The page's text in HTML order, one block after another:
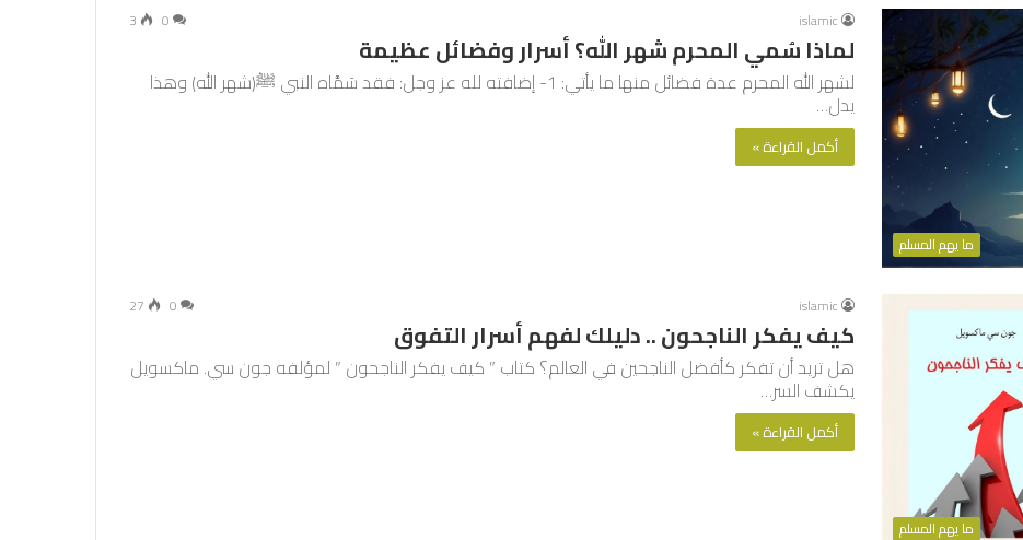
ما يهم المسلم
islamic
0
3
لماذا سُمي المحرم شهر الله؟ أسرار وفضائل عظيمة
لشهر الله المحرم عدة فضائل منها ما يأتي: 1- إضافته لله عز وجل: فقد سَمَّاه النبي ﷺ(شهر الله) وهذا
يدل…
أكمل القراءة »
ما يهم المسلم
islamic
0
27
كيف يفكر الناجحون .. دليلك لفهم أسرار التفوق
هل تريد أن تفكر كأفضل الناجحين في العالم؟ كتاب ” كيف يفكر الناجحون ” لمؤلفه جون سي. ماكسويل
يكشف السر…
أكمل القراءة »